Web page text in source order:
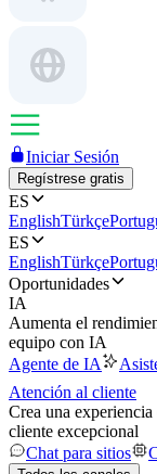
Iniciar Sesión
Regístrese gratis
ES
EnglishTürkçe
ES
EnglishTürkçe
Oportunidades
IA
Aumenta el
equipo con IA
Agente de IA
Atención al cliente
Crea una
cliente excepcional
Chat para sitios